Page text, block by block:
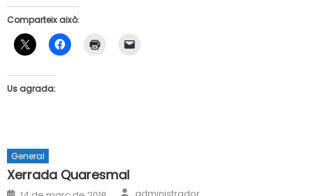
Comparteix això:
Us agrada:
General
Xerrada Quaresmal
Posted Author